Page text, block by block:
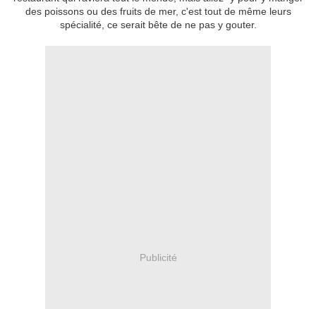
des poissons ou des fruits de mer, c'est tout de même leurs
spécialité, ce serait bête de ne pas y gouter.
Publicité